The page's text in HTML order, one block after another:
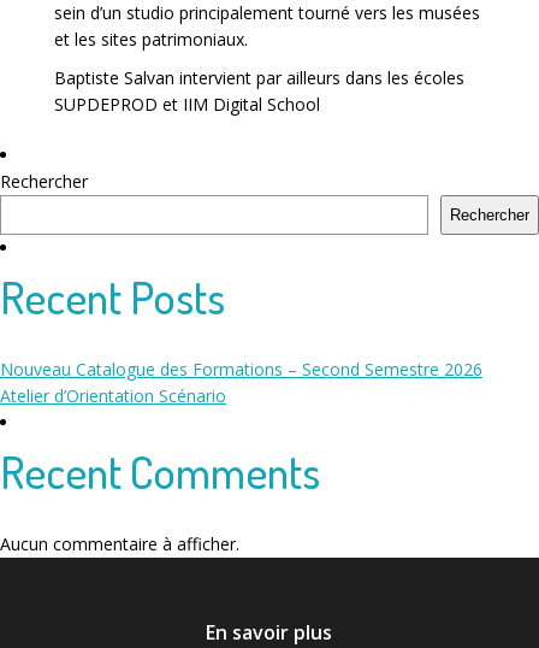
sein d’un studio principalement tourné vers les musées
et les sites patrimoniaux.
Baptiste Salvan intervient par ailleurs dans les écoles
SUPDEPROD et IIM Digital School
de
Rechercher
Rechercher
Recent Posts
Nouveau Catalogue des Formations – Second Semestre 2026
Atelier d’Orientation Scénario
Recent Comments
Aucun commentaire à afficher.
En savoir plus